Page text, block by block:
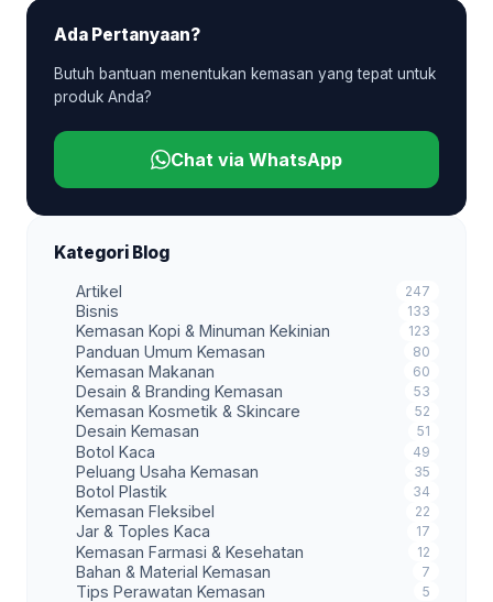
Ada Pertanyaan?
Butuh bantuan menentukan kemasan yang tepat untuk
produk Anda?
Chat via WhatsApp
Kategori Blog
Artikel 247
Bisnis 133
Kemasan Kopi & Minuman Kekinian 123
Panduan Umum Kemasan 80
Kemasan Makanan 60
Desain & Branding Kemasan 53
Kemasan Kosmetik & Skincare 52
Desain Kemasan 51
Botol Kaca 49
Peluang Usaha Kemasan 35
Botol Plastik 34
Kemasan Fleksibel 22
Jar & Toples Kaca 17
Kemasan Farmasi & Kesehatan 12
Bahan & Material Kemasan 7
Tips Perawatan Kemasan 5